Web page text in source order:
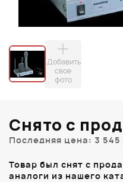
Добавить
свое
фото
Снято с
Последняя цена: 3 545
Товар был снят с
аналоги из нашего